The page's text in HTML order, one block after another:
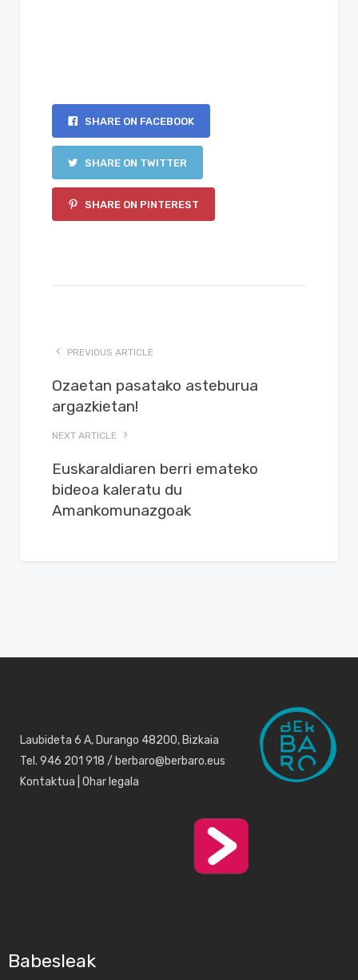
SHARE ON FACEBOOK
SHARE ON TWITTER
SHARE ON PINTEREST
PREVIOUS ARTICLE
Ozaetan pasatako asteburua
argazkietan!
NEXT ARTICLE
Euskaraldiaren berri emateko
bideoa kaleratu du
Amankomunazgoak
Laubideta 6 A, Durango 48200, Bizkaia
Tel. 946 201 918 / berbaro@berbaro.eus
Kontaktua Ohar legala
Babesleak